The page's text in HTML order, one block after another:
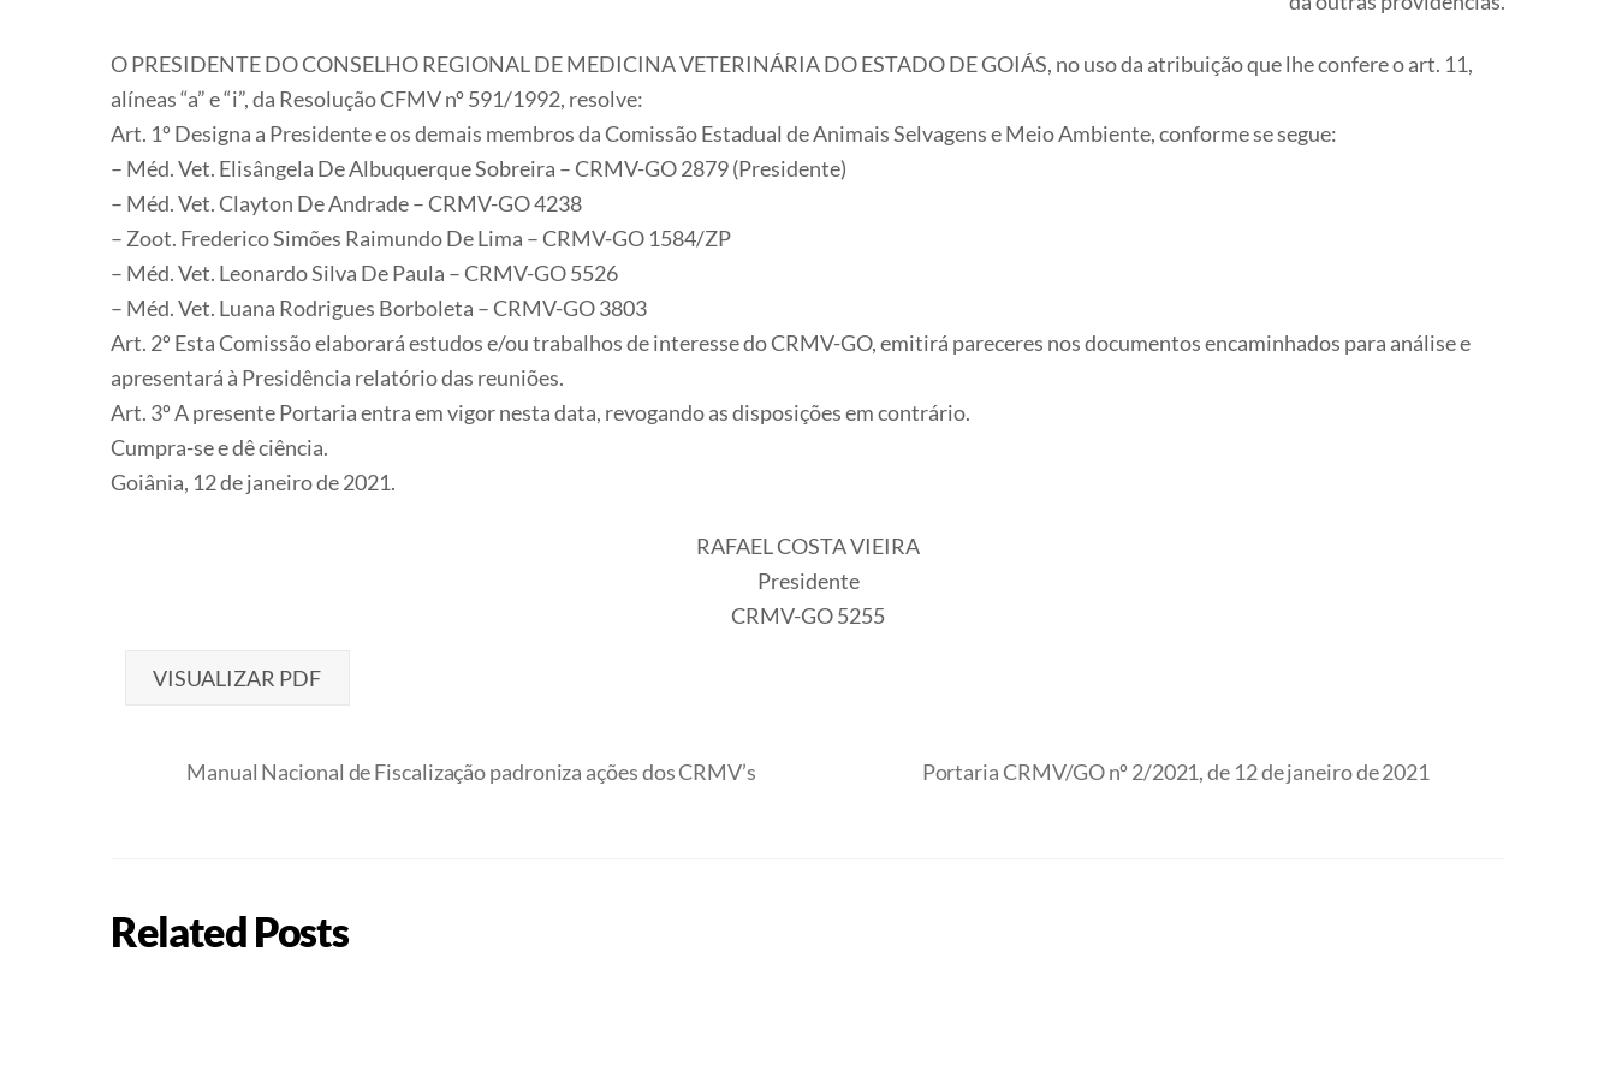
O PRESIDENTE DO CONSELHO REGIONAL DE MEDICINA VETERINÁRIA DO ESTADO DE GOIÁS, no uso da atribuição que lhe confere o art. 11,
alíneas “a” e “i”, da Resolução CFMV nº 591/1992, resolve:
Art. 1º Designa a Presidente e os demais membros da Comissão Estadual de Animais Selvagens e Meio Ambiente, conforme se segue:
– Méd. Vet. Elisângela De Albuquerque Sobreira – CRMV-GO 2879 (Presidente)
– Méd. Vet. Clayton De Andrade – CRMV-GO 4238
– Zoot. Frederico Simões Raimundo De Lima – CRMV-GO 1584/ZP
– Méd. Vet. Leonardo Silva De Paula – CRMV-GO 5526
– Méd. Vet. Luana Rodrigues Borboleta – CRMV-GO 3803
Art. 2º Esta Comissão elaborará estudos e/ou trabalhos de interesse do CRMV-GO, emitirá pareceres nos documentos encaminhados para análise e
apresentará à Presidência relatório das reuniões.
Art. 3º A presente Portaria entra em vigor nesta data, revogando as disposições em contrário.
Cumpra-se e dê ciência.
Goiânia, 12 de janeiro de 2021.
RAFAEL COSTA VIEIRA
Presidente
CRMV-GO 5255
VISUALIZAR PDF
Manual Nacional de Fiscalização padroniza ações dos CRMV’s Portaria CRMV/GO nº 2/2021, de 12 de janeiro de 2021
Related Posts